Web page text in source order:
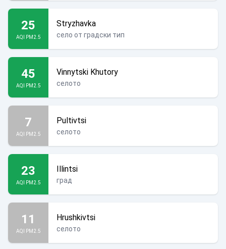
25
AQI PM2.5
Stryzhavka
село от градски тип
45
AQI PM2.5
Vinnytski Khutory
селото
7
AQI PM2.5
Pultivtsi
селото
23
AQI PM2.5
Illintsi
град
11
AQI PM2.5
Hrushkivtsi
селото